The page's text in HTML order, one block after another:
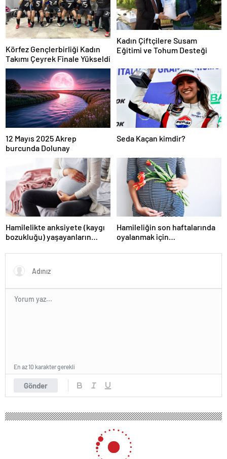
Körfez Gençlerbirliği Kadın
Takımı Çeyrek Finale Yükseldi
Kadın Çiftçilere Susam
Eğitimi ve Tohum Desteği
12 Mayıs 2025 Akrep
burcunda Dolunay
Seda Kaçan kimdir?
Hamilelikte anksiyete (kaygı
bozukluğu) yaşayanların
Hamileliğin son haftalarında
oyalanmak için…
Gönder
En az 10 karakter gerekli
Ceyda Düvenci’den sevgilisi Güçlü